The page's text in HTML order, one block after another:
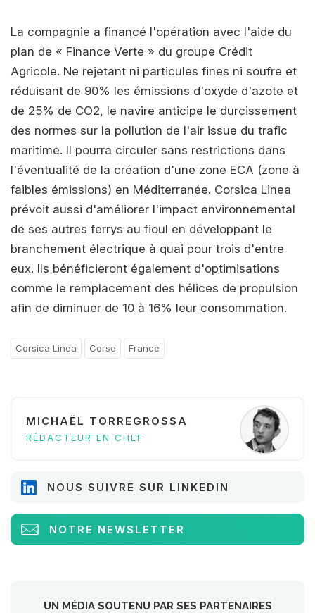
La compagnie a financé l'opération avec l'aide du
plan de « Finance Verte » du groupe Crédit
Agricole. Ne rejetant ni particules fines ni soufre et
réduisant de 90% les émissions d'oxyde d'azote et
de 25% de CO2, le navire anticipe le durcissement
des normes sur la pollution de l'air issue du trafic
maritime. Il pourra circuler sans restrictions dans
l'éventualité de la création d'une zone ECA (zone à
faibles émissions) en Méditerranée. Corsica Linea
prévoit aussi d'améliorer l'impact environnemental
de ses autres ferrys au fioul en développant le
branchement électrique à quai pour trois d'entre
eux. Ils bénéficieront également d'optimisations
comme le remplacement des hélices de propulsion
afin de diminuer de 10 à 16% leur consommation.
Corsica Linea Corse France
MICHAËL TORREGROSSA
RÉDACTEUR EN CHEF
NOUS SUIVRE SUR LINKEDIN
NOTRE NEWSLETTER
UN MÉDIA SOUTENU PAR SES PARTENAIRES